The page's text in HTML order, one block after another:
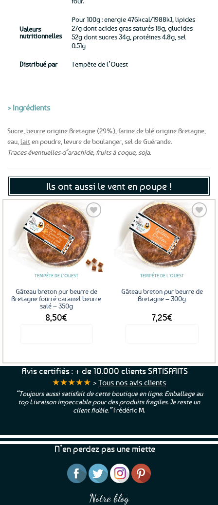
Valeurs
nutritionnelles
Pour 100g : energie 476kcal/1988kJ, lipides
27g dont acides gras saturés 18g, glucides
52g dont sucres 34g, protéines 4.8g, sel
0.51g
Distribué par Tempête de l’Ouest
> Ingrédients
Sucre, beurreorigine Bretagne (29%), farine debléorigine Bretagne,
eau, laiten poudre, levure de boulanger, sel de Guérande.
Traces éventuelles d’arachide, fruits à coque, soja.
Ils ont aussi le vent en poupe !
Ajouter
aux
favoris
TEMPÊTE DE L'OUEST
Gâteau breton pur beurre de
Bretagne fourré caramel beurre
salé – 350g
8,50€
Ajouter
aux
favoris
TEMPÊTE DE L'OUEST
Gâteau breton pur beurre de
Bretagne – 300g
7,25€
Avis certifiés : + de 10.000 clients SATISFAITS
★★★★★ > Tous nos avis clients
“Toujours aussi satisfait de cette boutique en ligne. Emballage au
top Livraison impeccable pour des produits fragiles. Je reste un
client fidèle.”Frédéric M.
N’en perdez pas une miette
Notre blog